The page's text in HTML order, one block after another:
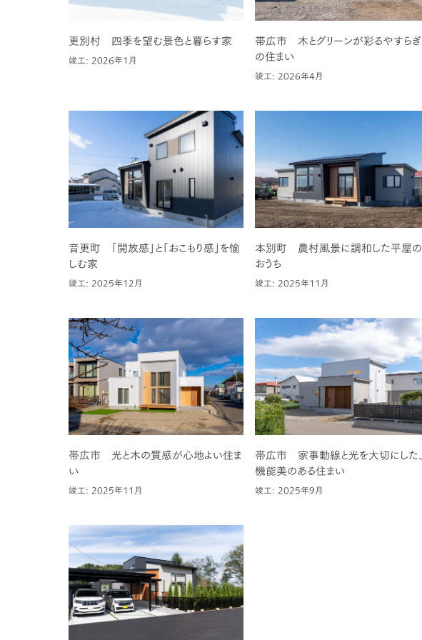
更別村 四季を望む景色と暮らす家
竣工: 2026年1月
帯広市 木とグリーンが彩るやすらぎ
の住まい
竣工: 2026年4月
音更町 「開放感」と「おこもり感」を愉
しむ家
竣工: 2025年12月
本別町 農村風景に調和した平屋の
おうち
竣工: 2025年11月
帯広市 光と木の質感が心地よい住ま
い
竣工: 2025年11月
帯広市 家事動線と光を大切にした、
機能美のある住まい
竣工: 2025年9月